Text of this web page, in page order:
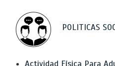
POLITICAS
Actividad Física Para